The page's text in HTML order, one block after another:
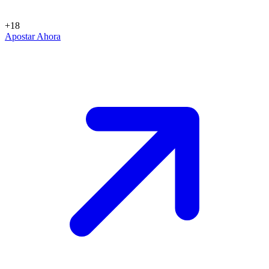
+18
Apostar Ahora